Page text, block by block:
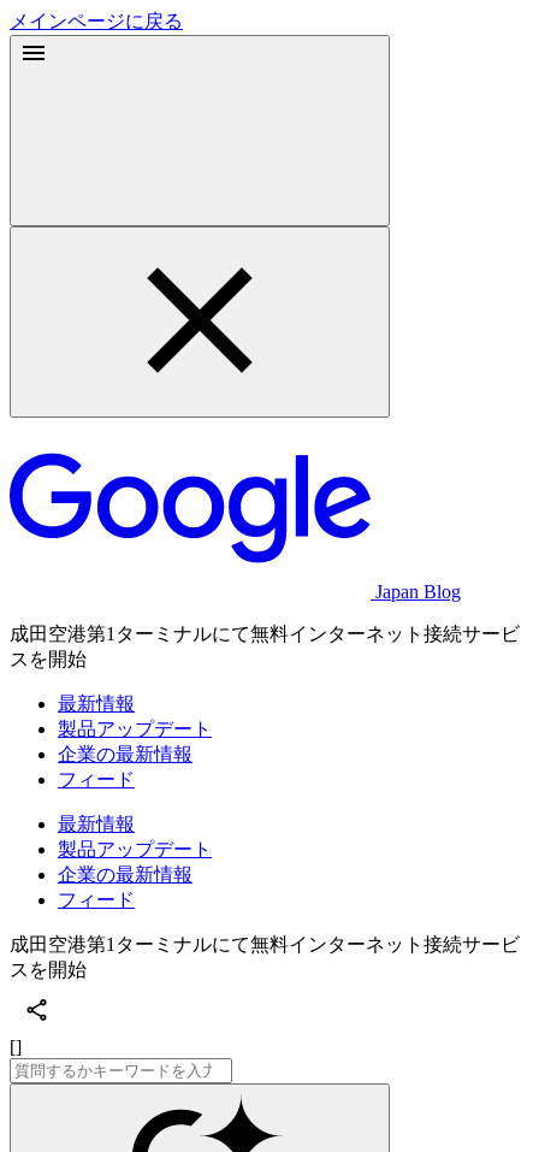
メインページに戻る
Japan Blog
成田空港第1ターミナルにて無料インターネット接続サービ
スを開始
最新情報
製品アップデート
企業の最新情報
フィード
最新情報
製品アップデート
企業の最新情報
フィード
成田空港第1ターミナルにて無料インターネット接続サービ
スを開始
[]